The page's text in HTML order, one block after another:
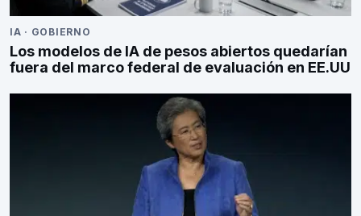
IA · GOBIERNO
Los modelos de IA de pesos abiertos quedarían
fuera del marco federal de evaluación en EE.UU